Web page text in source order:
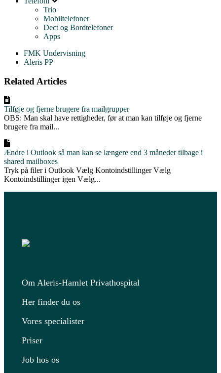
Trio
Mobiltelefoner
Dect og Bordtelefoner
Apps
FMK Undervisning
Aleris PP
Related Articles
Tilføje og fjerne brugere fra mailgrupper
OBS: Man skal have rettigheder, før at man kan tilføje og fjerne
brugere fra mail...
Ændre i Outlook så man kan se længere end 3 måneder tilbage i
shared mailboxes
Tryk på filer i Outlook Vælg Kontoindstillinger Vælg
Kontoindstillinger igen Vælg...
Om Aleris-Hamlet Privathospital
Her finder du os
Vores specialister
Priser
Job hos os